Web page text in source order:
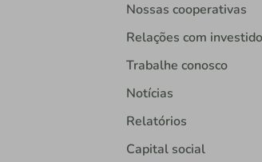
Nossas cooperativas
Relações com
Trabalhe conosco
Notícias
Relatórios
Capital social